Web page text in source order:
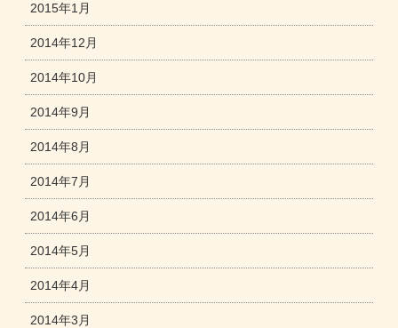
2015年1月
2014年12月
2014年10月
2014年9月
2014年8月
2014年7月
2014年6月
2014年5月
2014年4月
2014年3月